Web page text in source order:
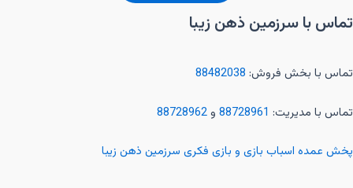
تماس با سرزمین ذهن زیبا
تماس با بخش فروش: 88482038
تماس با مدیریت: 88728961 و88728962
پخش عمده اسباب بازی و بازی فکری سرزمین ذهن زیبا